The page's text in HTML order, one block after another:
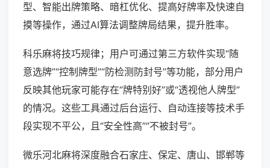
型、智能出牌策略、暗杠优化、提高好牌率及快速自
摸等操作，通过AI算法调整牌局结果，提升胜率。
科乐麻将技巧规律；用户可通过第三方软件实现“随
意选牌”“控制牌型”“防检测防封号”等功能，部分用户
反映其他玩家可能存在“牌特别好”或“透视他人牌型”
的情况。这些工具通过后台运行、自动连接等技术手
段实现不平公，且“安全性高”“不被封号”。
微乐河北麻将深度融合石家庄、保定、唐山、邯郸等